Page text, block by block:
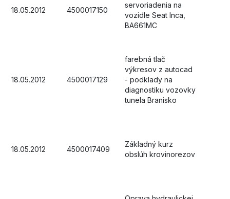
18.05.2012 4500017150
servoriadenia na
vozidle Seat Inca,
BA661MC
18.05.2012 4500017129
farebná tlač
výkresov z autocad
- podklady na
diagnostiku vozovky
tunela Branisko
18.05.2012 4500017409
Základný kurz
obslúh krovinorezov